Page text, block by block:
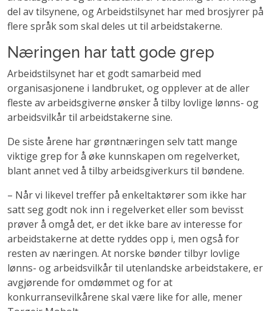
del av tilsynene, og Arbeidstilsynet har med brosjyrer på
flere språk som skal deles ut til arbeidstakerne.
Næringen har tatt gode grep
Arbeidstilsynet har et godt samarbeid med
organisasjonene i landbruket, og opplever at de aller
fleste av arbeidsgiverne ønsker å tilby lovlige lønns- og
arbeidsvilkår til arbeidstakerne sine.
De siste årene har grøntnæringen selv tatt mange
viktige grep for å øke kunnskapen om regelverket,
blant annet ved å tilby arbeidsgiverkurs til bøndene.
– Når vi likevel treffer på enkeltaktører som ikke har
satt seg godt nok inn i regelverket eller som bevisst
prøver å omgå det, er det ikke bare av interesse for
arbeidstakerne at dette ryddes opp i, men også for
resten av næringen. At norske bønder tilbyr lovlige
lønns- og arbeidsvilkår til utenlandske arbeidstakere, er
avgjørende for omdømmet og for at
konkurransevilkårene skal være like for alle, mener